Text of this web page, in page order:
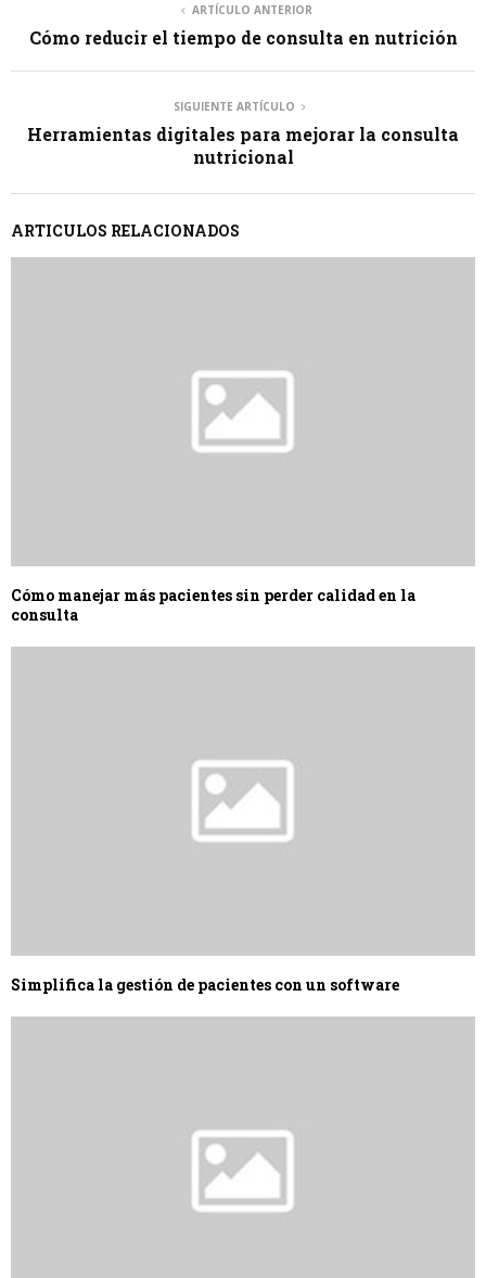
ARTÍCULO ANTERIOR
Cómo reducir el tiempo de consulta en nutrición
SIGUIENTE ARTÍCULO
Herramientas digitales para mejorar la consulta
nutricional
ARTICULOS RELACIONADOS
Cómo manejar más pacientes sin perder calidad en la
consulta
Simplifica la gestión de pacientes con un software